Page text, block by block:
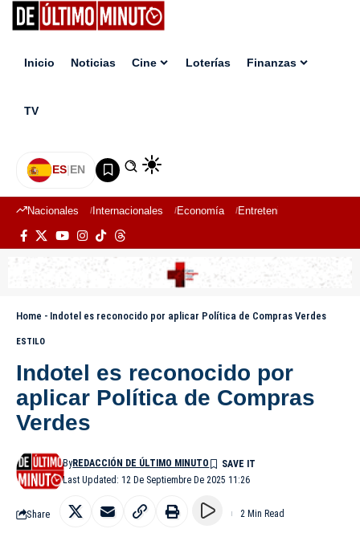
Inicio Noticias Cine Loterías Finanzas
TV
ES|EN
Nacionales Internacionales Economía Entretenimiento
Home - Indotel es reconocido por aplicar Política de Compras Verdes
ESTILO
Indotel es reconocido por
aplicar Política de Compras
Verdes
Last Updated: 12 De Septiembre De 2025 11:26
ByREDACCIÓN DE ÚLTIMO MINUTO
Share 2 Min Read